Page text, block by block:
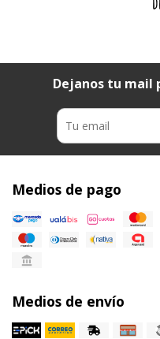
Dejanos tu mail
Medios de pago
Medios de envío